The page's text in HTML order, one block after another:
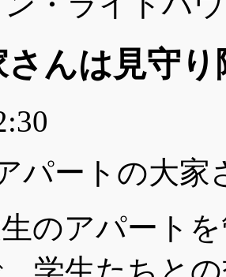
んは見守り
パートの大家
のアパート
学生たちと